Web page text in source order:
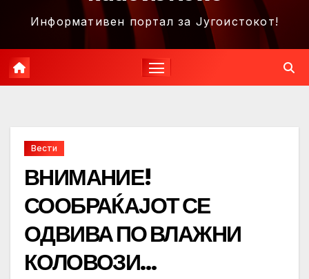
Информативен портал за Југоистокот!
Вести
ВНИМАНИЕ!
СООБРАЌАЈОТ СЕ
ОДВИВА ПО ВЛАЖНИ
КОЛОВОЗИ…